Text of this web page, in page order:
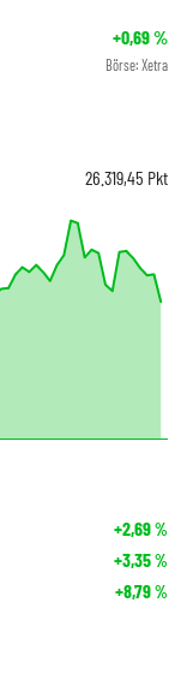
+0,69%
Börse: Xetra
26.319,45 Pkt
+2,69%
+3,35%
+8,79%